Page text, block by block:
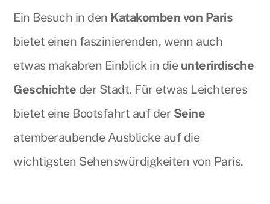
Ein Besuch in den Katakomben von Paris
bietet einen faszinierenden, wenn auch
etwas makabren Einblick in die unterirdische
Geschichte der Stadt. Für etwas Leichteres
bietet eine Bootsfahrt auf der Seine
atemberaubende Ausblicke auf die
wichtigsten Sehenswürdigkeiten von Paris.